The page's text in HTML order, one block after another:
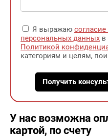
У нас возможна
картой, по счету
Я выражаю
персональных данных в
Политикой
категориям и целям,
Получить